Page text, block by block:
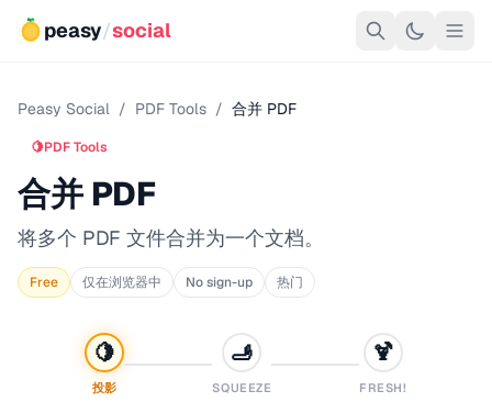
peasy/social
Peasy Social / PDF Tools / 合并 PDF
🍋PDF Tools
合并 PDF
将多个 PDF 文件合并为一个文档。
Free 仅在浏览器中 No sign-up 热门
🍋
投影
🫸
SQUEEZE
🍹
FRESH!